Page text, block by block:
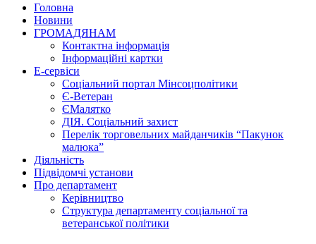
Головна
Новини
ГРОМАДЯНАМ
Контактна інформація
Інформаційні картки
Е-сервіси
Соціальний портал Мінсоцполітики
Є-Ветеран
ЄМалятко
ДІЯ. Соціальний захист
Перелік торговельних майданчиків “Пакунок
малюка”
Діяльність
Підвідомчі установи
Про департамент
Керівництво
Структура департаменту соціальної та
ветеранської політики